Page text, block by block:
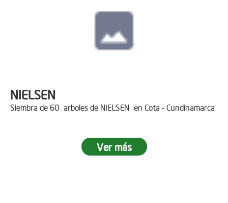
NIELSEN
Siembra de 60 arboles de NIELSEN en Cota - Cundinamarca
Ver más